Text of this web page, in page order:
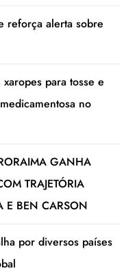
reforça alerta sobre
para tosse e
no
GANHA
TRAJETÓRIA
E BEN CARSON
por diversos países